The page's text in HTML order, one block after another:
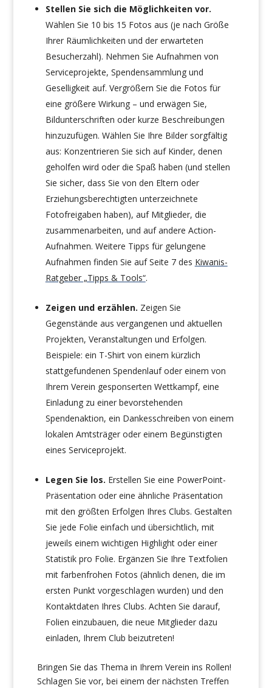
Stellen Sie sich die Möglichkeiten vor.
Wählen Sie 10 bis 15 Fotos aus (je nach Größe
Ihrer Räumlichkeiten und der erwarteten
Besucherzahl). Nehmen Sie Aufnahmen von
Serviceprojekte, Spendensammlung und
Geselligkeit auf. Vergrößern Sie die Fotos für
eine größere Wirkung – und erwägen Sie,
Bildunterschriften oder kurze Beschreibungen
hinzuzufügen. Wählen Sie Ihre Bilder sorgfältig
aus: Konzentrieren Sie sich auf Kinder, denen
geholfen wird oder die Spaß haben (und stellen
Sie sicher, dass Sie von den Eltern oder
Erziehungsberechtigten unterzeichnete
Fotofreigaben haben), auf Mitglieder, die
zusammenarbeiten, und auf andere Action-
Aufnahmen. Weitere Tipps für gelungene
Aufnahmen finden Sie auf Seite 7 des Kiwanis-
Ratgeber „Tipps & Tools“.
Zeigen und erzählen. Zeigen Sie
Gegenstände aus vergangenen und aktuellen
Projekten, Veranstaltungen und Erfolgen.
Beispiele: ein T-Shirt von einem kürzlich
stattgefundenen Spendenlauf oder einem von
Ihrem Verein gesponserten Wettkampf, eine
Einladung zu einer bevorstehenden
Spendenaktion, ein Dankesschreiben von einem
lokalen Amtsträger oder einem Begünstigten
eines Serviceprojekt.
Legen Sie los. Erstellen Sie eine PowerPoint-
Präsentation oder eine ähnliche Präsentation
mit den größten Erfolgen Ihres Clubs. Gestalten
Sie jede Folie einfach und übersichtlich, mit
jeweils einem wichtigen Highlight oder einer
Statistik pro Folie. Ergänzen Sie Ihre Textfolien
mit farbenfrohen Fotos (ähnlich denen, die im
ersten Punkt vorgeschlagen wurden) und den
Kontaktdaten Ihres Clubs. Achten Sie darauf,
Folien einzubauen, die neue Mitglieder dazu
einladen, Ihrem Club beizutreten!
Bringen Sie das Thema in Ihrem Verein ins Rollen!
Schlagen Sie vor, bei einem der nächsten Treffen